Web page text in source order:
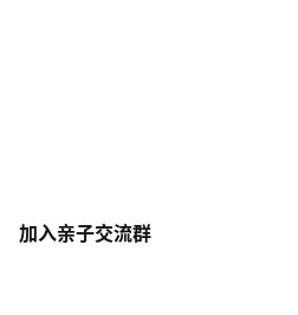
加入亲子交流群